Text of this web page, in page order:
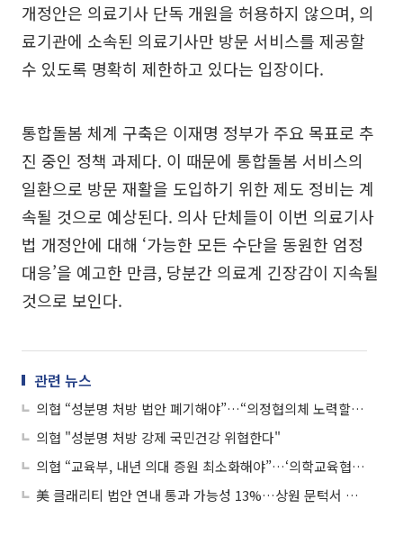
개정안은 의료기사 단독 개원을 허용하지 않으며, 의
료기관에 소속된 의료기사만 방문 서비스를 제공할
수 있도록 명확히 제한하고 있다는 입장이다.
통합돌봄 체계 구축은 이재명 정부가 주요 목표로 추
진 중인 정책 과제다. 이 때문에 통합돌봄 서비스의
일환으로 방문 재활을 도입하기 위한 제도 정비는 계
속될 것으로 예상된다. 의사 단체들이 이번 의료기사
법 개정안에 대해 ‘가능한 모든 수단을 동원한 엄정
대응’을 예고한 만큼, 당분간 의료계 긴장감이 지속될
것으로 보인다.
관련 뉴스
의협 “성분명 처방 법안 폐기해야”…“의정협의체 노력할 것”
의협 "성분명 처방 강제 국민건강 위협한다"
의협 “교육부, 내년 의대 증원 최소화해야”…‘의학교육협의체’ 구성 촉구
美 클래리티 법안 연내 통과 가능성 13%…상원 문턱서 제동